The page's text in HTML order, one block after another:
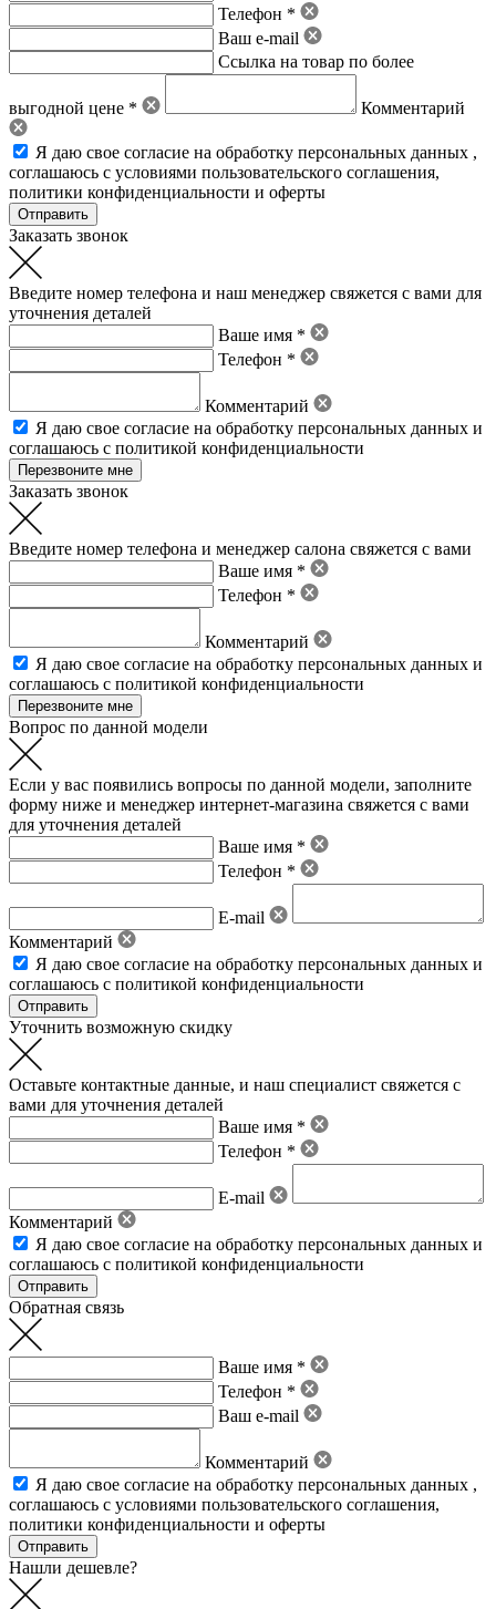
Телефон *
Ваш e-mail
Ссылка на товар по более
выгодной цене * Комментарий
Я даю свое согласие на обработку персональных данных ,
соглашаюсь с условиями пользовательского соглашения,
политики конфиденциальности и оферты
Заказать звонок
Введите номер телефона и наш менеджер свяжется с вами для
уточнения деталей
Ваше имя *
Телефон *
Комментарий
Я даю свое согласие на обработку персональных данных и
соглашаюсь с политикой конфиденциальности
Заказать звонок
Введите номер телефона и менеджер салона свяжется с вами
Ваше имя *
Телефон *
Комментарий
Я даю свое согласие на обработку персональных данных и
соглашаюсь с политикой конфиденциальности
Вопрос по данной модели
Если у вас появились вопросы по данной модели, заполните
форму ниже и менеджер интернет-магазина свяжется с вами
для уточнения деталей
Ваше имя *
Телефон *
E-mail
Комментарий
Я даю свое согласие на обработку персональных данных и
соглашаюсь с политикой конфиденциальности
Уточнить возможную скидку
Оставьте контактные данные, и наш специалист свяжется с
вами для уточнения деталей
Ваше имя *
Телефон *
E-mail
Комментарий
Я даю свое согласие на обработку персональных данных и
соглашаюсь с политикой конфиденциальности
Обратная связь
Ваше имя *
Телефон *
Ваш e-mail
Комментарий
Я даю свое согласие на обработку персональных данных ,
соглашаюсь с условиями пользовательского соглашения,
политики конфиденциальности и оферты
Нашли дешевле?